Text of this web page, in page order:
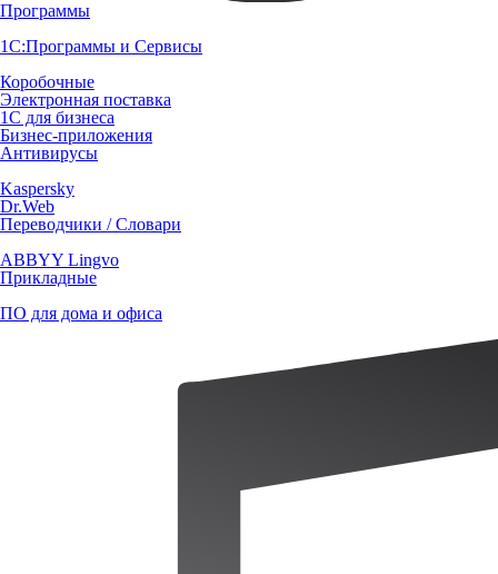
Программы
1С:Программы и Сервисы
Коробочные
Электронная поставка
1С для бизнеса
Бизнес-приложения
Антивирусы
Kaspersky
Dr.Web
Переводчики / Словари
ABBYY Lingvo
Прикладные
ПО для дома и офиса